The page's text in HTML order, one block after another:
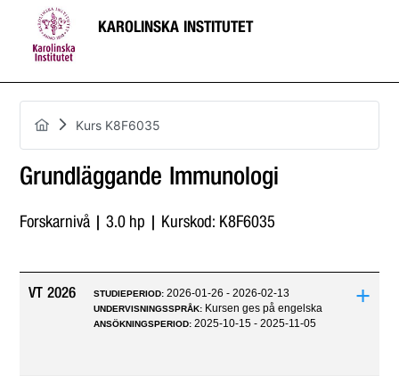
KAROLINSKA INSTITUTET
Kurs K8F6035
Grundläggande Immunologi
Forskarnivå | 3.0 hp | Kurskod: K8F6035
VT 2026 STUDIEPERIOD:2026-01-26 - 2026-02-13
UNDERVISNINGSSPRÅK: Kursen ges på engelska
ANSÖKNINGSPERIOD:2025-10-15 - 2025-11-05
+